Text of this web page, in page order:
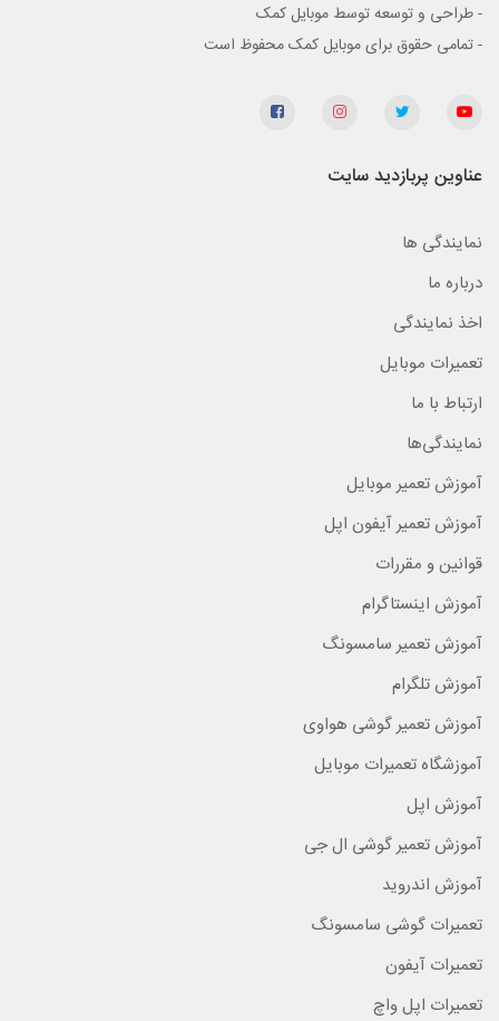
- طراحی و توسعه توسط موبایل کمک
- تمامی حقوق برای موبایل کمک محفوظ است
عناوین پربازدید سایت
نمایندگی ها
درباره ما
اخذ نمایندگی
تعمیرات موبایل
ارتباط با ما
نمایندگی‌ها
آموزش تعمیر موبایل
آموزش تعمیر آیفون اپل
قوانین و مقررات
آموزش اینستاگرام
آموزش تعمیر سامسونگ
آموزش تلگرام
آموزش تعمیر گوشی هواوی
آموزشگاه تعمیرات موبایل
آموزش اپل
آموزش تعمیر گوشی ال جی
آموزش اندروید
تعمیرات گوشی سامسونگ
تعمیرات آیفون
تعمیرات اپل واچ